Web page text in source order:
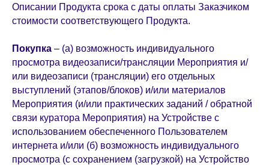
Описании Продукта срока с даты оплаты Заказчиком
стоимости соответствующего Продукта.
Покупка – (а) возможность индивидуального
просмотра видеозаписи/трансляции Мероприятия и/
или видеозаписи (трансляции) его отдельных
выступлений (этапов/блоков) и/или материалов
Мероприятия (и/или практических заданий / обратной
связи куратора Мероприятия) на Устройстве с
использованием обеспеченного Пользователем
интернета и/или (б) возможность индивидуального
просмотра (с сохранением (загрузкой) на Устройство